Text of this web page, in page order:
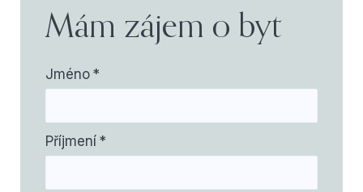
Mám zájem o byt
Jméno *
Příjmení *